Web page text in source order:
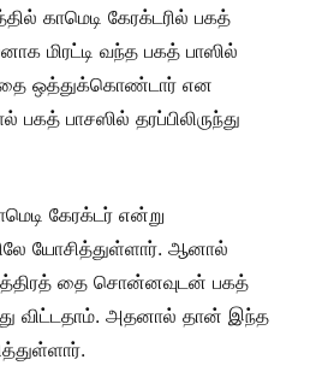
காமெடி கேரக்டரில் பகத்
மிரட்டி வந்த பகத் பாஸில்
ஒத்துக்கொண்டார் என
பாசஸில் தரப்பிலிருந்து
கேரக்டர் என்று
யோசித்துள்ளார். ஆனால்
தை சொன்னவுடன் பகத்
விட்டதாம். அதனால் தான் இந்த